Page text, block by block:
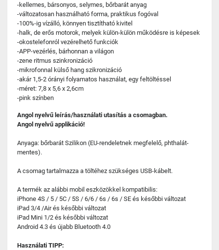
-kellemes, bársonyos, selymes, bőrbarát anyag
-változatosan használható forma, praktikus fogóval
-100%-ig vízálló, könnyen tisztítható kivitel
-halk, de erős motorok, melyek külön-külön működésre is képesek
-okostelefonról vezérelhető funkciók
-APP-vezérlés, bárhonnan a világon
-zene ritmus szinkronizáció
-mikrofonnal külső hang szikronizáció
-akár 1,5-2 órányi folyamatos használat, egy feltöltéssel
-méret: 7,8 x 5,6 x 2,6cm
-pink színben
Angol nyelvű leírás/használati utasítás a csomagban.
Angol nyelvű applikáció!
Anyaga: bőrbarát Szilikon (EU-rendeletnek megfelelő, phthalát-
mentes).
A csomag tartalmazza a töltéhez szükséges USB-kábelt.
A termék az alábbi mobil eszközökkel kompatibilis:
iPhone 4S / 5 / 5C / 5S / 6/6 / 6s / 6s / SE és későbbi változat
iPad 3/4 /Air és későbbi változat
iPad Mini 1/2 és későbbi változat
Android 4.3 és újabb Bluetooth 4.0
Használati TIPP: